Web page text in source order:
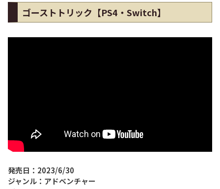
ゴーストトリック【PS4・Switch】
発売日：2023/6/30
ジャンル：アドベンチャー